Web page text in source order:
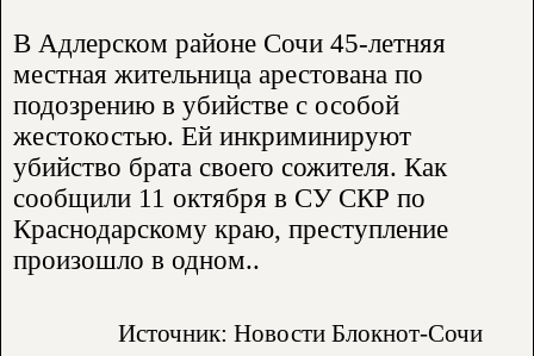
В Адлерском районе Сочи 45-летняя
местная жительница арестована по
подозрению в убийстве с особой
жестокостью. Ей инкриминируют
убийство брата своего сожителя. Как
сообщили 11 октября в СУ СКР по
Краснодарскому краю, преступление
произошло в одном..
Источник: Новости Блокнот-Сочи